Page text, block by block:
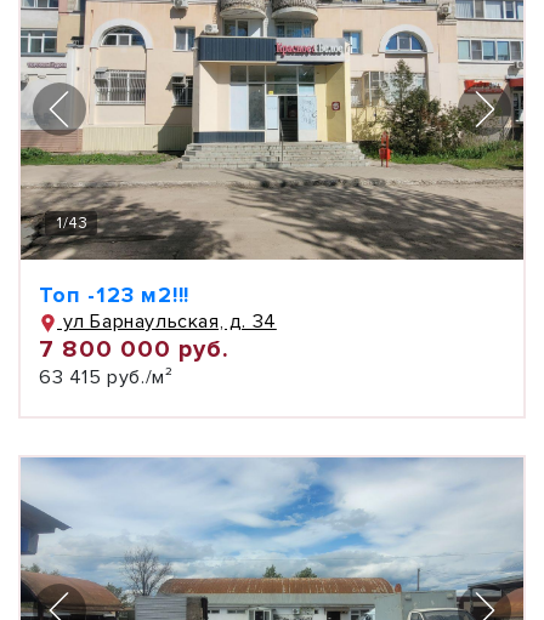
1/43
Топ -123 м2!!!
ул Барнаульская, д. 34
7 800 000 руб.
63 415 руб./м²